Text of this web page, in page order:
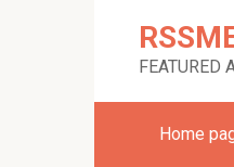
FEATURED
Home